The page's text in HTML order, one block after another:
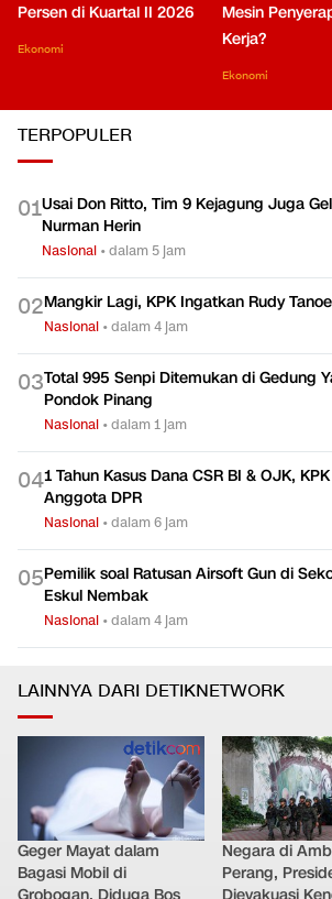
Persen di Kuartal II 2026
Ekonomi
Mesin
Kerja?
Ekonomi
TERPOPULER
01Usai Don Ritto, Tim 9 Kejagung Juga
Nurman Herin
Nasional •dalam 5 jam
02Mangkir Lagi, KPK Ingatkan Rudy
Nasional •dalam 4 jam
03Total 995 Senpi Ditemukan di Gedung
Pondok Pinang
Nasional •dalam 1 jam
041 Tahun Kasus Dana CSR BI & OJK,
Anggota DPR
Nasional •dalam 6 jam
05Pemilik soal Ratusan Airsoft Gun di
Eskul Nembak
Nasional •dalam 4 jam
LAINNYA DARI DETIKNETWORK
Geger Mayat dalam
Bagasi Mobil di
Negara di
Perang,